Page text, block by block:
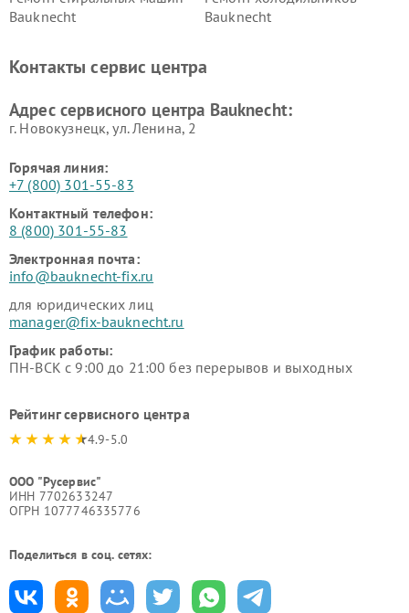
Bauknecht
Bauknecht
Контакты сервис центра
Адрес сервисного центра Bauknecht:
г. Новокузнецк, ул. Ленина, 2
Горячая линия:
+7 (800) 301-55-83
Контактный телефон:
8 (800) 301-55-83
Электронная почта:
info@bauknecht-fix.ru
для юридических лиц
manager@fix-bauknecht.ru
График работы:
ПН-ВСК с 9:00 до 21:00 без перерывов и выходных
Рейтинг сервисного центра
4.9-5.0
ООО "Русервис"
ИНН 7702633247
ОГРН 1077746335776
Поделиться в соц. сетях: